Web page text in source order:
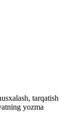
tarqatish
yozma